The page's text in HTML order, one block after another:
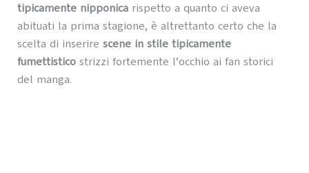
tipicamente nipponicarispetto a quanto ci aveva
abituati la prima stagione, è altrettanto certo che la
scelta di inserire scene in stile tipicamente
fumettisticostrizzi fortemente l’occhio ai fan storici
del manga.